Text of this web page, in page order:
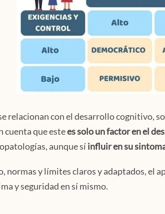
relacionan con el desarrollo cognitivo,
cuenta que estees solo un factor en el
aunque síinfluir en su
normas y límites claros y adaptados,
y seguridad en sí mismo.